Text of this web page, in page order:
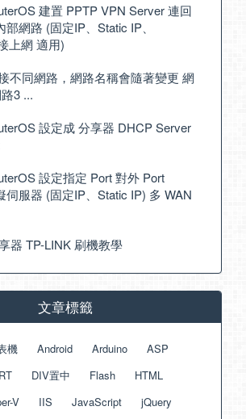
建置 PPTP VPN Server 連回
網路 (固定IP、Static IP、
上網 適用)
不同網路，網路名稱會隨著變更 網
3 ...
設定成 分享器 DHCP Server
設定指定 Port 對外 Port
伺服器 (固定IP、Static IP) 多 WAN
器 TP-LINK 刷機教學
文章標籤
機 Android Arduino
ASP
DIV置中 Flash
HTML
V IIS JavaScript
jQuery